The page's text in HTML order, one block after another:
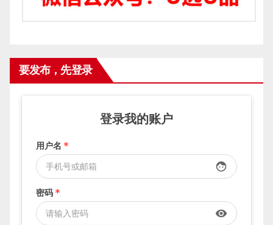
要发布，先登录
登录我的账户
用户名 *
face
密码 *
visibility